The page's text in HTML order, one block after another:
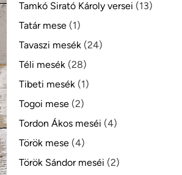
Tamkó Sirató Károly versei (13)
Tatár mese (1)
Tavaszi mesék (24)
Téli mesék (28)
Tibeti mesék (1)
Togoi mese (2)
Tordon Ákos meséi (4)
Török mese (4)
Török Sándor meséi (2)